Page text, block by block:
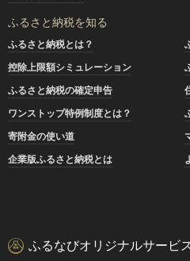
ふるさと納税を知る
ふるさと納税とは？
控除上限額シミュレーション
ふるさと納税の確定申告
ワンストップ特例制度とは？
寄附金の使い道
企業版ふるさと納税とは
ふるなびオリジナルサービ